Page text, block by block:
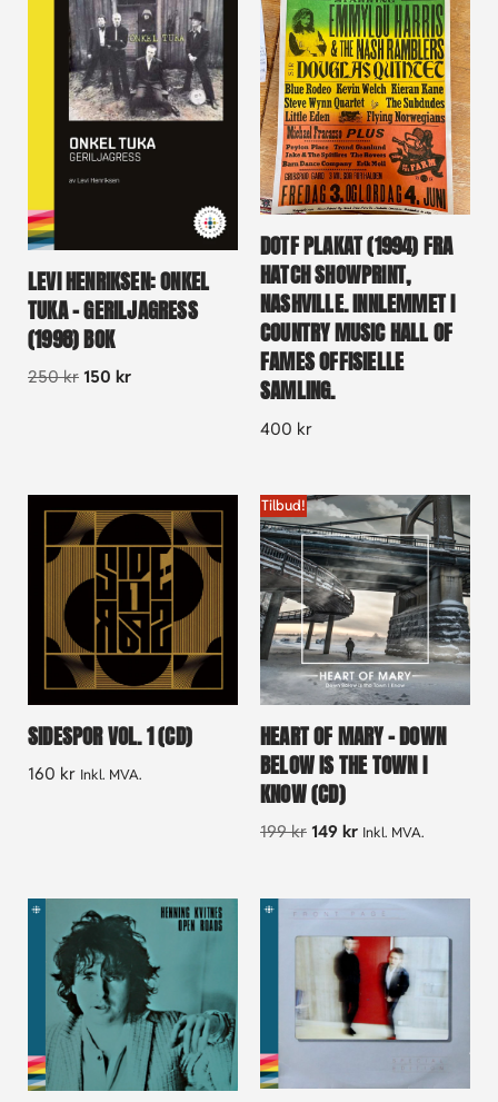
LEVI HENRIKSEN: ONKEL
TUKA – GERILJAGRESS
(1998) BOK
250kr 150 kr
DOTF PLAKAT (1994) FRA
HATCH SHOWPRINT,
NASHVILLE. INNLEMMET I
COUNTRY MUSIC HALL OF
FAMES OFFISIELLE
SAMLING.
400 kr
SIDESPOR VOL. 1 (CD)
160 kr Inkl. MVA.
Tilbud!
HEART OF MARY – DOWN
BELOW IS THE TOWN I
KNOW (CD)
199kr 149 kr Inkl. MVA.